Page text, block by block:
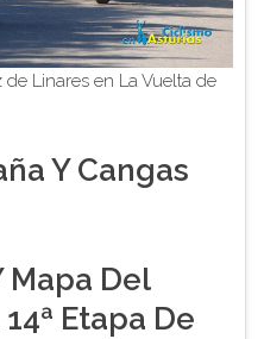
Linares en La Vuelta de
Y Cangas
Mapa Del
Etapa De